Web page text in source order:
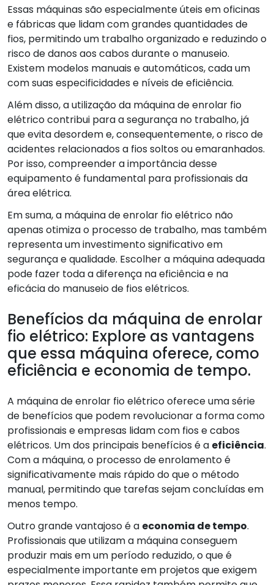
Essas máquinas são especialmente úteis em oficinas
e fábricas que lidam com grandes quantidades de
fios, permitindo um trabalho organizado e reduzindo o
risco de danos aos cabos durante o manuseio.
Existem modelos manuais e automáticos, cada um
com suas especificidades e níveis de eficiência.
Além disso, a utilização da máquina de enrolar fio
elétrico contribui para a segurança no trabalho, já
que evita desordem e, consequentemente, o risco de
acidentes relacionados a fios soltos ou emaranhados.
Por isso, compreender a importância desse
equipamento é fundamental para profissionais da
área elétrica.
Em suma, a máquina de enrolar fio elétrico não
apenas otimiza o processo de trabalho, mas também
representa um investimento significativo em
segurança e qualidade. Escolher a máquina adequada
pode fazer toda a diferença na eficiência e na
eficácia do manuseio de fios elétricos.
Benefícios da máquina de enrolar
fio elétrico: Explore as vantagens
que essa máquina oferece, como
eficiência e economia de tempo.
A máquina de enrolar fio elétrico oferece uma série
de benefícios que podem revolucionar a forma como
profissionais e empresas lidam com fios e cabos
elétricos. Um dos principais benefícios é a eficiência.
Com a máquina, o processo de enrolamento é
significativamente mais rápido do que o método
manual, permitindo que tarefas sejam concluídas em
menos tempo.
Outro grande vantajoso é a economia de tempo.
Profissionais que utilizam a máquina conseguem
produzir mais em um período reduzido, o que é
especialmente importante em projetos que exigem